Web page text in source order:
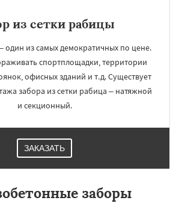
из сетки рабицы
один из самых демократичных по цене.
спортплощадки, территории
офисных зданий и т.д. Существует
забора из сетки рабица – натяжной
и секционный.
ЗАКАЗАТЬ
заборы